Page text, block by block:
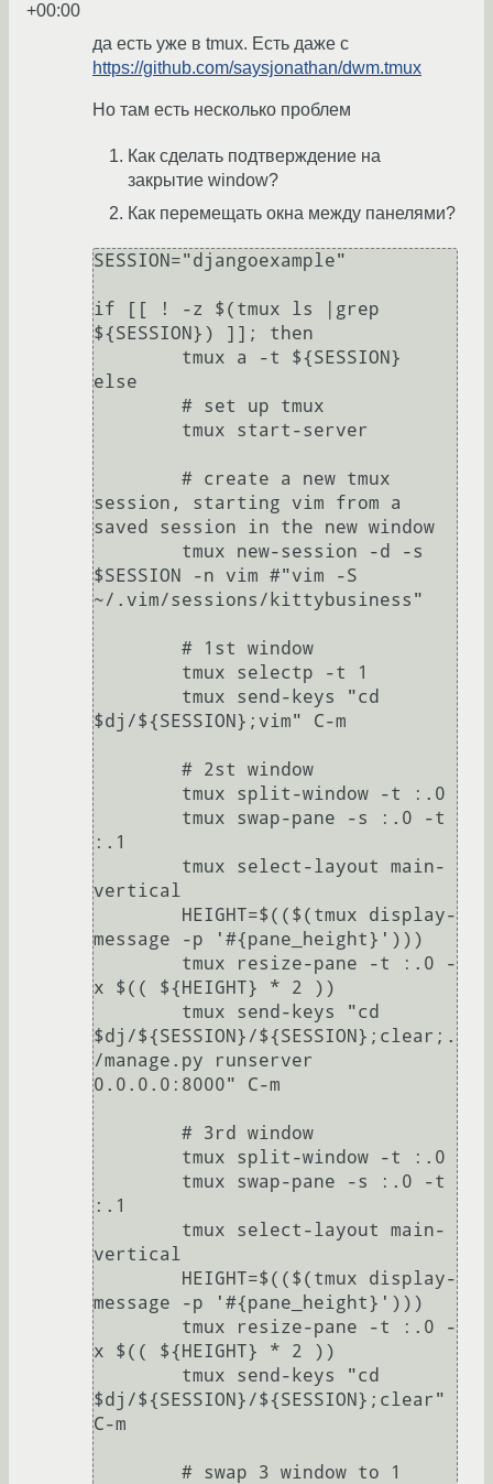
+00:00
да есть уже в tmux. Есть даже с
https://github.com/saysjonathan/dwm.tmux
Но там есть несколько проблем
Как сделать подтверждение на
закрытие window?
Как перемещать окна между панелями?
SESSION="djangoexample"
if [[ ! -z $(tmux ls |grep
${SESSION}) ]]; then
else
session, starting vim from a
saved session in the new window
$SESSION -n vim #"vim -S
~/.vim/sessions/kittybusiness"
$dj/${SESSION};vim" C-m
:.1
vertical
message -p '#{pane_height}')))
x $(( ${HEIGHT} * 2 ))
$dj/${SESSION}/${SESSION};clear;.
/manage.py runserver
0.0.0.0:8000" C-m
:.1
vertical
message -p '#{pane_height}')))
x $(( ${HEIGHT} * 2 ))
$dj/${SESSION}/${SESSION};clear"
C-m